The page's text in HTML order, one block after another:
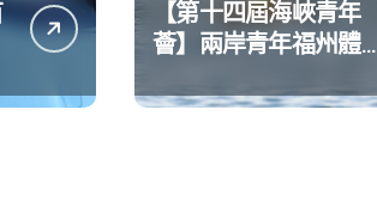
【第十四屆海峽青年
薈】兩岸青年福州體驗